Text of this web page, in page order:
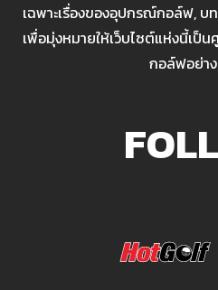
เฉพาะเรื่องของอุปกรณ์กอล์ฟ, บ
เพื่อมุ่งหมายให้เว็บไซต์แห่งนี้เ
กอล์ฟอย่า